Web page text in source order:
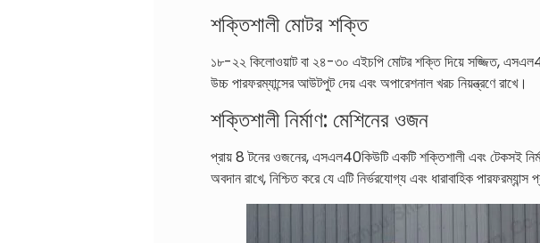
শক্তিশালী মোটর শক্তি
১৮-২২ কিলোওয়াট বা ২৪-৩০ এইচপি মোটর শক্তি দিয়ে সজ্জিত,
উচ্চ পারফরম্যান্সের আউটপুট দেয় এবং অপারেশনাল খরচ নিয়ন্ত্রণে রাখে।
শক্তিশালী নির্মাণ: মেশিনের ওজন
প্রায় 8 টনের ওজনের, এসএল40কিউটি একটি শক্তিশালী এবং টেকসই
অবদান রাখে, নিশ্চিত করে যে এটি নির্ভরযোগ্য এবং ধারাবাহিক পারফরম্যান্স